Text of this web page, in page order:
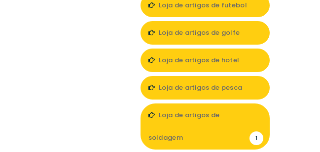
Loja de artigos de futebol
Loja de artigos de golfe
Loja de artigos de hotel
Loja de artigos de pesca
Loja de artigos de
soldagem 1